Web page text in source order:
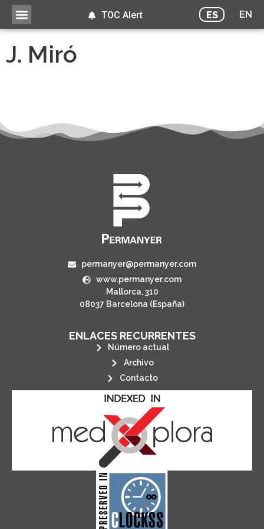
ES EN
TOC Alert
J. Miró
permanyer@permanyer.com
www.permanyer.com
Mallorca, 310
08037 Barcelona (España)
ENLACES RECURRENTES
Número actual
Archivo
Contacto
CLOCKSS is a dak archive that
ensures the long-term survival
of web-based scholary
publications, governed by and for
its stakeholders.